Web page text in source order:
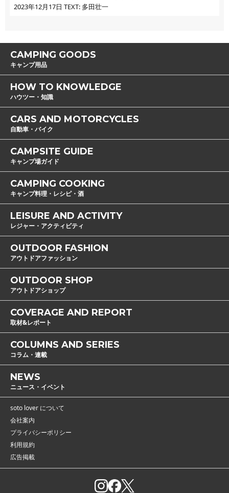
2023年12月17日 TEXT: 多田壮一
CAMPING GOODS
キャンプ用品
HOW TO KNOWLEDGE
ハウツー・知識
CARS AND MOTORCYCLES
自動車・バイク
CAMPSITE GUIDE
キャンプ場ガイド
CAMPING COOKING
キャンプ料理・レシピ・酒
LEISURE AND ACTIVITY
レジャー・アクティビティ
OUTDOOR FASHION
アウトドアファッション
OUTDOOR SHOP
アウトドアショップ
COVERAGE AND REPORT
取材&レポート
COLUMNS AND SERIES
コラム・連載
NEWS
ニュース・イベント
soto lover について
会社案内
プライバシーポリシー
利用規約
広告掲載